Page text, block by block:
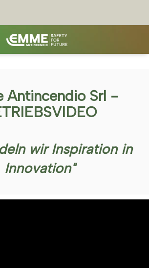
Antincendio Srl -
wir Inspiration in
Innovation"
dei cookies